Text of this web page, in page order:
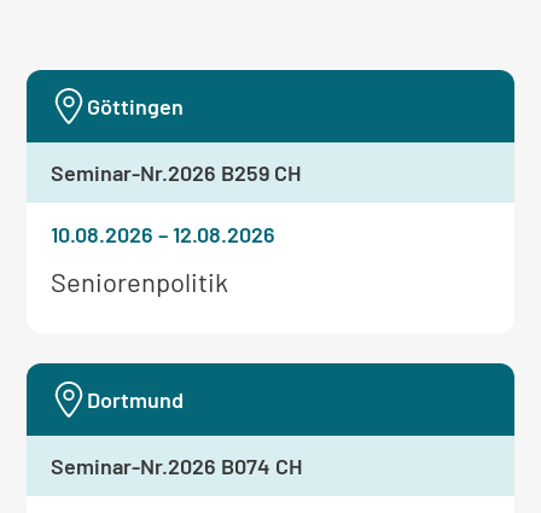
Weitere
Seminar:
Seniorenpolitik
10.08.2026–12.08.2026
Göttingen
Seminar-Nr.2026 B259 CH
Dortmund
Seminar-Nr.2026 B074 CH